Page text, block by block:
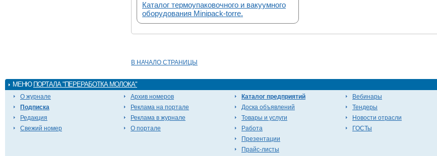
Каталог термоупаковочного и вакуумного
оборудования Мinipack-torre.
В НАЧАЛО СТРАНИЦЫ
МЕНЮ ПОРТАЛА "ПЕРЕРАБОТКА МОЛОКА"
О журнале
Подписка
Редакция
Свежий номер
Архив номеров
Реклама на портале
Реклама в журнале
О портале
Каталог предприятий
Доска объявлений
Товары и услуги
Работа
Презентации
Прайс-листы
Вебинары
Тендеры
Новости отрасли
ГОСТы